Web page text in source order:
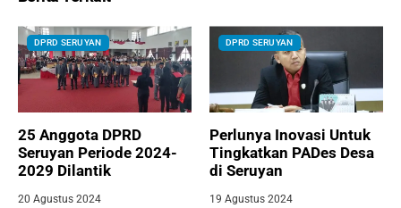
DPRD SERUYAN
25 Anggota DPRD
Seruyan Periode 2024-
2029 Dilantik
20 Agustus 2024
DPRD SERUYAN
Perlunya Inovasi Untuk
Tingkatkan PADes Desa
di Seruyan
19 Agustus 2024